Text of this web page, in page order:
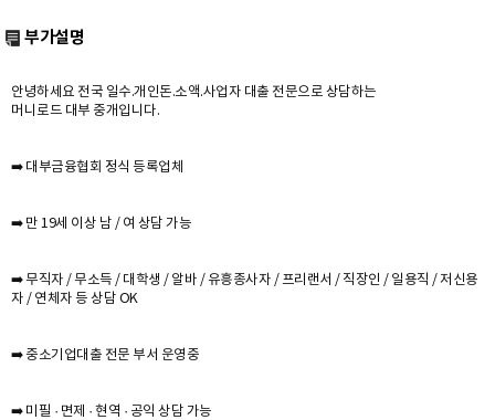
부가설명
안녕하세요 전국 일수.개인돈.소액.사업자 대출 전문으로 상담하는
머니로드 대부 중개입니다.
➡️ 대부금융협회 정식 등록업체
➡️ 만 19세 이상 남 / 여 상담 가능
➡️ 무직자 / 무소득 / 대학생 / 알바 / 유흥종사자 / 프리랜서 / 직장인 / 일용직 / 저신용
자 / 연체자 등 상담 OK
➡️ 중소기업대출 전문 부서 운영중
➡️ 미필 · 면제 · 현역 · 공익 상담 가능